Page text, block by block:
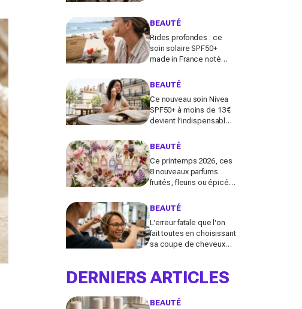
journée
BEAUTÉ
Rides profondes : ce
soin solaire SPF50+
made in France noté
de freiner leur apparition
BEAUTÉ
Ce nouveau soin Nivea
SPF50+ à moins de 13 €
devient l’indispensable
pour éviter les dégâts du
BEAUTÉ
Ce printemps 2026, ces
8 nouveaux parfums
fruités, fleuris ou épicés
Guerlain vont booster
BEAUTÉ
L'erreur fatale que l'on
fait toutes en choisissant
sa coupe de cheveux
DERNIERS ARTICLES
BEAUTÉ